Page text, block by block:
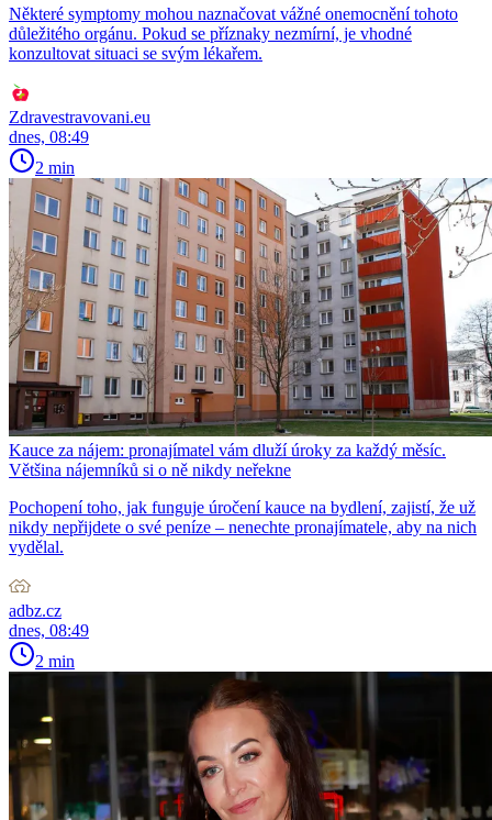
Některé symptomy mohou naznačovat vážné onemocnění tohoto
důležitého orgánu. Pokud se příznaky nezmírní, je vhodné
konzultovat situaci se svým lékařem.
Zdravestravovani.eu
dnes, 08:49
2 min
Kauce za nájem: pronajímatel vám dluží úroky za každý měsíc.
Většina nájemníků si o ně nikdy neřekne
Pochopení toho, jak funguje úročení kauce na bydlení, zajistí, že už
nikdy nepřijdete o své peníze – nenechte pronajímatele, aby na nich
vydělal.
adbz.cz
dnes, 08:49
2 min